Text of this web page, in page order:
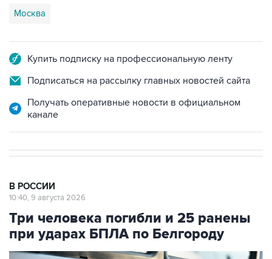
Москва
Купить подписку на профессиональную ленту
Подписаться на рассылку главных новостей сайта
Получать оперативные новости в официальном
канале
В РОССИИ
10:40, 9 августа 2026
Три человека погибли и 25 ранены
при ударах БПЛА по Белгороду